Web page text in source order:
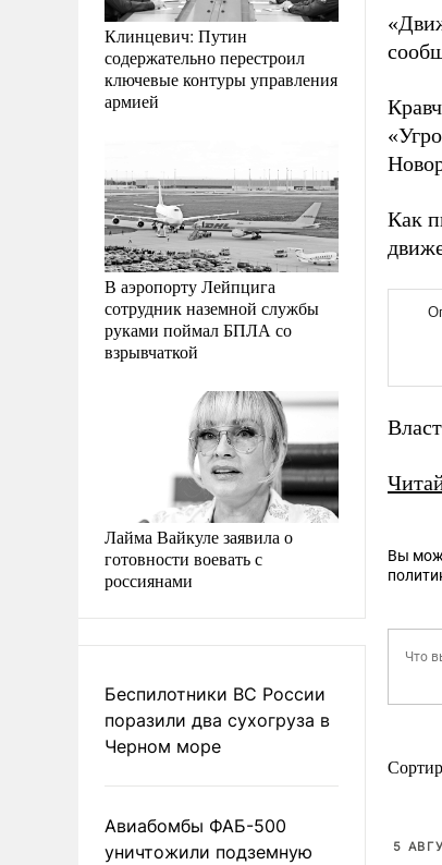
Клинцевич: Путин
содержательно перестроил
ключевые контуры управления
армией
В аэропорту Лейпцига
сотрудник наземной службы
руками поймал БПЛА со
взрывчаткой
Лайма Вайкуле заявила о
готовности воевать с
россиянами
Беспилотники ВС России
поразили два сухогруза в
Черном море
Авиабомбы ФАБ-500
уничтожили подземную
Как
Вы
5